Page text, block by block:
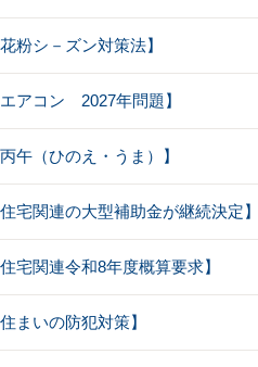
粉シ－ズン対策法】
アコン 2027年問題】
午（ひのえ・うま）】
宅関連の大型補助金が継続決定】
宅関連令和8年度概算要求】
まいの防犯対策】